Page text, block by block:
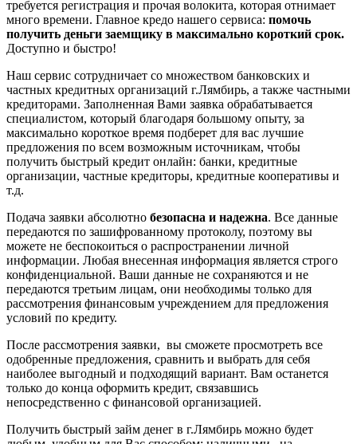
требуется регистрация и прочая волокита, которая отнимает
много времени. Главное кредо нашего сервиса: помочь
получить деньги заемщику в максимально короткий срок.
Доступно и быстро!
Наш сервис сотрудничает со множеством банковских и
частных кредитных организаций г.Лямбирь, а также частными
кредиторами. Заполненная Вами заявка обрабатывается
специалистом, который благодаря большому опыту, за
максимально короткое время подберет для вас лучшие
предложения по всем возможным источникам, чтобы
получить быстрый кредит онлайн: банки, кредитные
организации, частные кредиторы, кредитные кооперативы и
т.д.
Подача заявки абсолютно безопасна и надежна. Все данные
передаются по зашифрованному протоколу, поэтому вы
можете не беспокоиться о распространении личной
информации. Любая внесенная информация является строго
конфиденциальной. Ваши данные не сохраняются и не
передаются третьим лицам, они необходимы только для
рассмотрения финансовым учреждением для предложения
условий по кредиту.
После рассмотрения заявки, вы сможете просмотреть все
одобренные предложения, сравнить и выбрать для себя
наиболее выгодный и подходящий вариант. Вам останется
только до конца оформить кредит, связавшись
непосредственно с финансовой организацией.
Получить быстрый займ денег в г.Лямбирь можно будет